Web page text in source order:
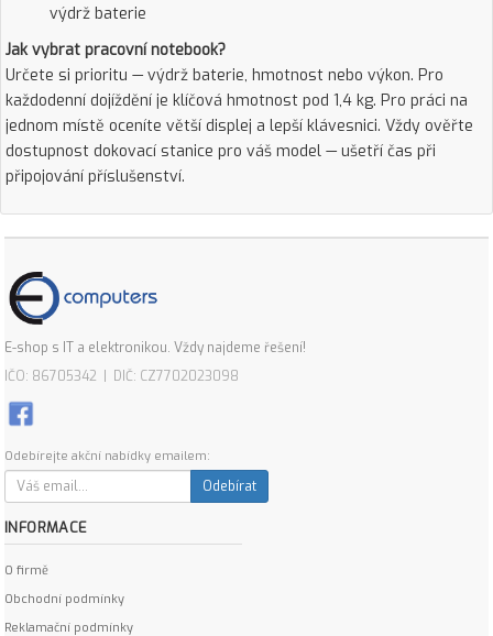
výdrž baterie
Jak vybrat pracovní notebook?
Určete si prioritu — výdrž baterie, hmotnost nebo výkon. Pro
každodenní dojíždění je klíčová hmotnost pod 1,4 kg. Pro práci na
jednom místě oceníte větší displej a lepší klávesnici. Vždy ověřte
dostupnost dokovací stanice pro váš model — ušetří čas při
připojování příslušenství.
E-shop s IT a elektronikou. Vždy najdeme řešení!
IČO: 86705342 | DIČ: CZ7702023098
Odebírejte akční nabídky emailem:
Odebírat
INFORMACE
O firmě
Obchodní podmínky
Reklamační podmínky